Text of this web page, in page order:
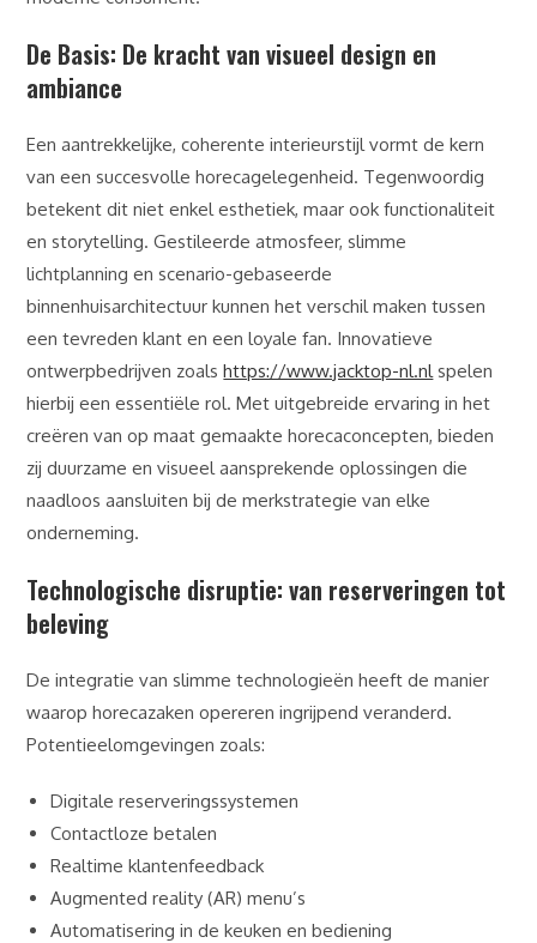
De Basis: De kracht van visueel design en
ambiance
Een aantrekkelijke, coherente interieurstijl vormt de kern
van een succesvolle horecagelegenheid. Tegenwoordig
betekent dit niet enkel esthetiek, maar ook functionaliteit
en storytelling. Gestileerde atmosfeer, slimme
lichtplanning en scenario-gebaseerde
binnenhuisarchitectuur kunnen het verschil maken tussen
een tevreden klant en een loyale fan. Innovatieve
ontwerpbedrijven zoalshttps://www.jacktop-nl.nlspelen
hierbij een essentiële rol. Met uitgebreide ervaring in het
creëren van op maat gemaakte horecaconcepten, bieden
zij duurzame en visueel aansprekende oplossingen die
naadloos aansluiten bij de merkstrategie van elke
onderneming.
Technologische disruptie: van reserveringen tot
beleving
De integratie van slimme technologieën heeft de manier
waarop horecazaken opereren ingrijpend veranderd.
Potentieelomgevingen zoals:
Digitale reserveringssystemen
Contactloze betalen
Realtime klantenfeedback
Augmented reality (AR) menu’s
Automatisering in de keuken en bediening